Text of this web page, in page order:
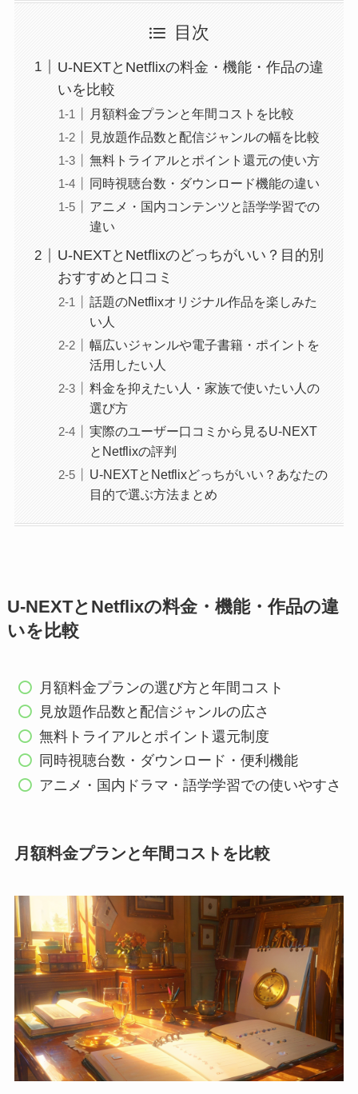
目次
U-NEXTとNetflixの料金・機能・作品の違
いを比較
月額料金プランと年間コストを比較
見放題作品数と配信ジャンルの幅を比較
無料トライアルとポイント還元の使い方
同時視聴台数・ダウンロード機能の違い
アニメ・国内コンテンツと語学学習での
違い
U-NEXTとNetflixのどっちがいい？目的別
おすすめと口コミ
話題のNetflixオリジナル作品を楽しみた
い人
幅広いジャンルや電子書籍・ポイントを
活用したい人
料金を抑えたい人・家族で使いたい人の
選び方
実際のユーザー口コミから見るU-NEXT
とNetflixの評判
U-NEXTとNetflixどっちがいい？あなたの
目的で選ぶ方法まとめ
U-NEXTとNetflixの料金・機能・作品の違
いを比較
月額料金プランの選び方と年間コスト
見放題作品数と配信ジャンルの広さ
無料トライアルとポイント還元制度
同時視聴台数・ダウンロード・便利機能
アニメ・国内ドラマ・語学学習での使いやすさ
月額料金プランと年間コストを比較